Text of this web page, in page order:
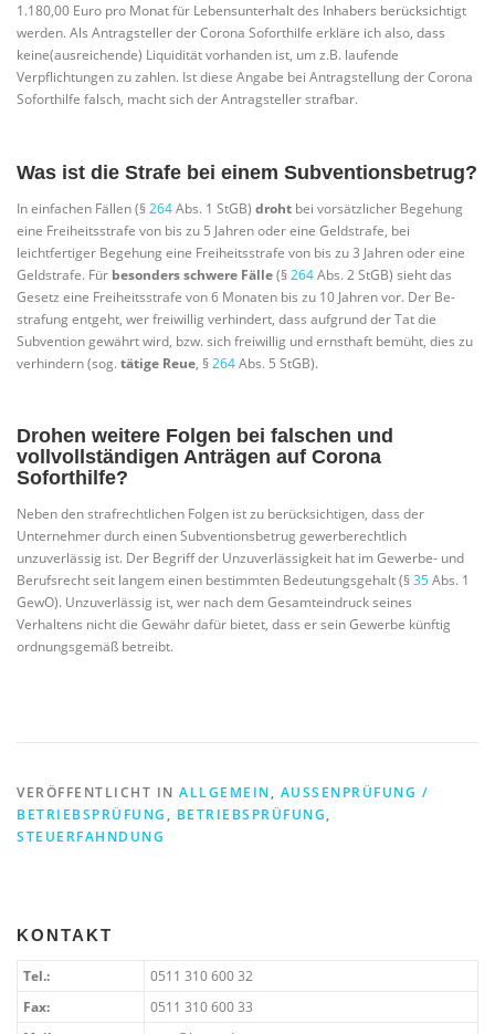
1.180,00 Euro pro Monat für Lebensunterhalt des Inhabers berücksichtigt
werden. Als Antragsteller der Corona Soforthilfe erkläre ich also, dass
keine(ausreichende) Liquidität vorhanden ist, um z.B. laufende
Verpflichtungen zu zahlen. Ist diese Angabe bei Antragstellung der Corona
Soforthilfe falsch, macht sich der Antragsteller strafbar.
Was ist die Strafe bei einem Subventionsbetrug?
In einfachen Fällen (§264Abs. 1 StGB) droht bei vorsätzlicher Begehung
eine Freiheitsstrafe von bis zu 5 Jahren oder eine Geldstrafe, bei
leichtfertiger Begehung eine Freiheitsstrafe von bis zu 3 Jahren oder eine
Geldstrafe. Für besonders schwere Fälle(§264Abs. 2 StGB) sieht das
Gesetz eine Freiheitsstrafe von 6 Monaten bis zu 10 Jahren vor. Der Be­
strafung entgeht, wer freiwillig verhindert, dass aufgrund der Tat die
Subvention gewährt wird, bzw. sich freiwillig und ernsthaft bemüht, dies zu
verhindern (sog. tätige Reue, §264Abs. 5 StGB).
Drohen weitere Folgen bei falschen und
vollvollständigen Anträgen auf Corona
Soforthilfe?
Neben den strafrechtlichen Folgen ist zu berücksichtigen, dass der
Unternehmer durch einen Subventionsbetrug gewerberechtlich
unzuverlässig ist. Der Begriff der Unzuverlässigkeit hat im Gewerbe- und
Berufsrecht seit langem einen bestimmten Bedeutungsgehalt (§35Abs. 1
GewO). Unzuverlässig ist, wer nach dem Gesamteindruck seines
Verhaltens nicht die Gewähr dafür bietet, dass er sein Gewerbe künftig
ordnungsgemäß betreibt.
VERÖFFENTLICHT IN ALLGEMEIN, AUSSENPRÜFUNG / B
ETRIEBSPRÜFUNG
, BETRIEBSPRÜFUNG,
STEUERFAHNDUNG
KONTAKT
Tel.:
0511 310 600 32
Fax:
0511 310 600 33